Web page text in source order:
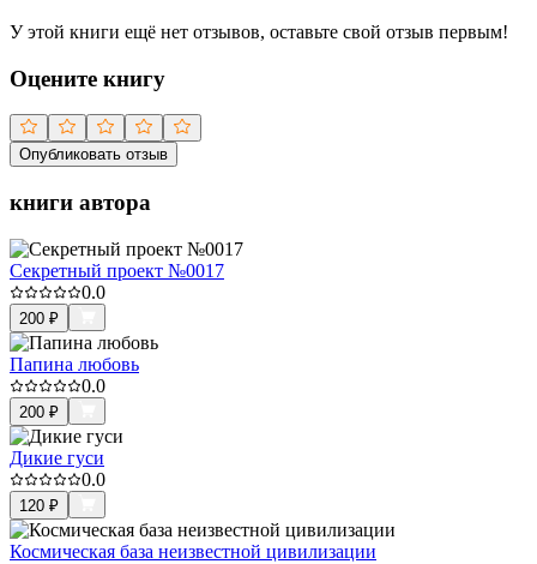
У этой книги ещё нет отзывов, оставьте свой отзыв первым!
Оцените книгу
Опубликовать отзыв
книги автора
Секретный проект №0017
0.0
200 ₽
Папина любовь
0.0
200 ₽
Дикие гуси
0.0
120 ₽
Космическая база неизвестной цивилизации